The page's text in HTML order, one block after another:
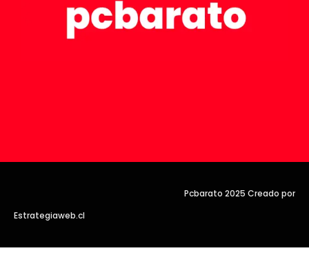
Pcbarato 2025 Creado por
Estrategiaweb.cl